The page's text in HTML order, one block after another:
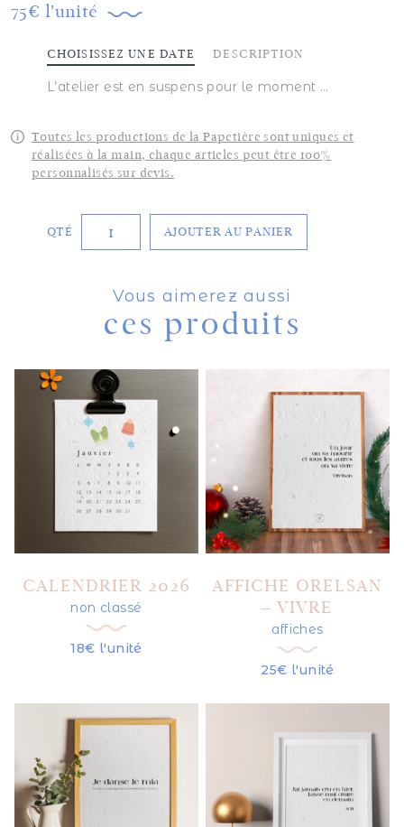
75€ l'unité
CHOISISSEZ UNE DATE DESCRIPTION
L’atelier est en suspens pour le moment …
Toutes les productions de la Papetière sont uniques et
réalisées à la main, chaque articles peut être 100%
personnalisés sur devis.
QTÉ
quantité
AJOUTER AU PANIER
Vous aimerez aussi
ces produits
CALENDRIER 2026
non classé
18€ l'unité
AFFICHE ORELSAN
– VIVRE
affiches
25€ l'unité